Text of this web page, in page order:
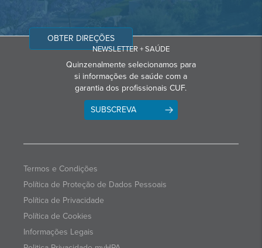
OBTER DIREÇÕES
NEWSLETTER + SAÚDE
Quinzenalmente selecionamos para
si informações de saúde com a
garantia dos profissionais CUF.
SUBSCREVA
Termos e Condições
Política de Proteção de Dados Pessoais
Política de Privacidade
Política de Cookies
Informações Legais